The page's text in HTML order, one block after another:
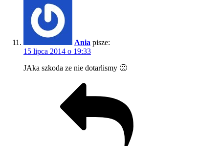
Ania pisze:
15 lipca 2014 o 19:33
JAka szkoda ze nie dotarlismy 🙁